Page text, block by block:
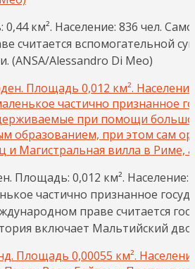
км². Население: 836 чел.
считается вспомогательной
(ANSA/Alessandro Di Meo)
Площадь: 0,012 км².
частично признанное
праве считается
включает Мальтийский